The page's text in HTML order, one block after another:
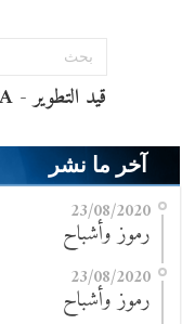
آخر ما نشر
23/08/2020
رموز وأشباح
23/08/2020
رموز وأشباح